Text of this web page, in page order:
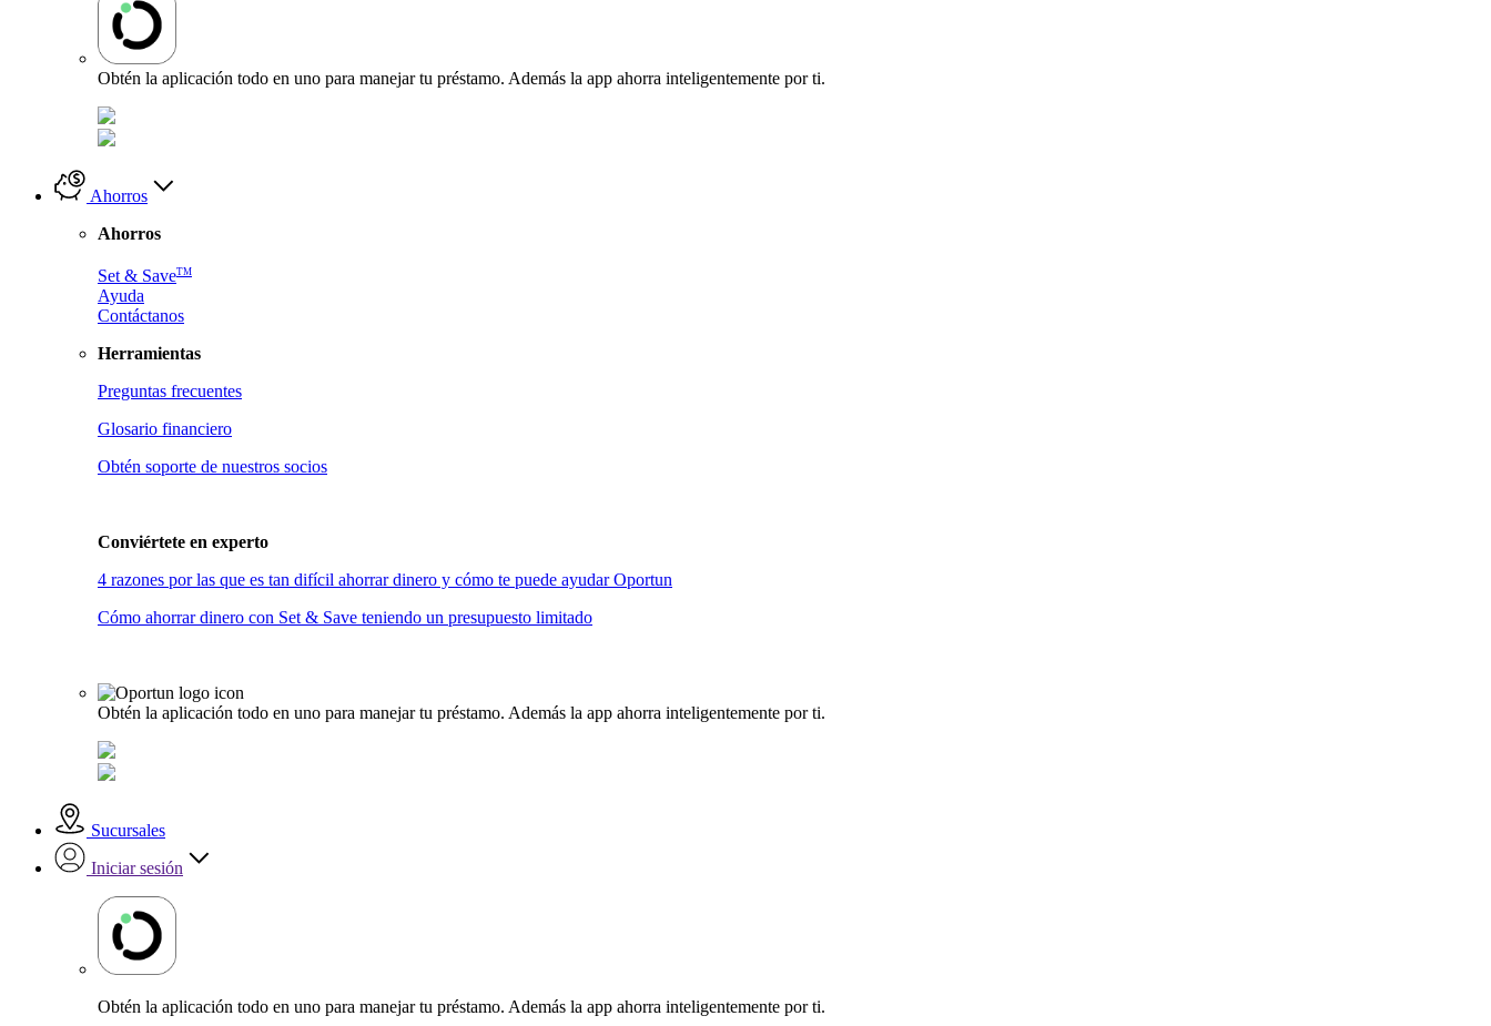
Obtén la aplicación todo en uno para manejar tu préstamo. Además la app ahorra inteligentemente por ti.
Ahorros
Ahorros
Set & SaveTM
Ayuda
Contáctanos
Herramientas
Preguntas frecuentes
Glosario financiero
Obtén soporte de nuestros socios
Conviértete en experto
4 razones por las que es tan difícil ahorrar dinero y cómo te puede ayudar Oportun
Cómo ahorrar dinero con Set & Save teniendo un presupuesto limitado
Obtén la aplicación todo en uno para manejar tu préstamo. Además la app ahorra inteligentemente por ti.
Sucursales
Iniciar sesión
Obtén la aplicación todo en uno para manejar tu préstamo. Además la app ahorra inteligentemente por ti.